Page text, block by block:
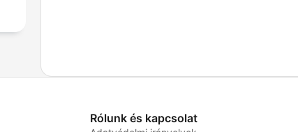
Rólunk és kapcsolat